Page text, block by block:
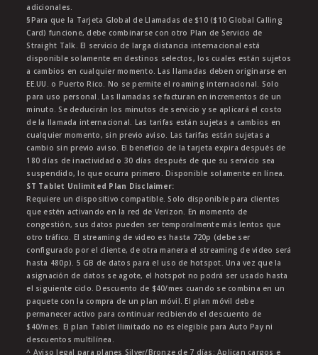
adicionales.
§Para que la Tarjeta Global de Llamadas de $10 ($10 Global Calling
Card) funcione, debe combinarse con otro Plan de Servicio de
Straight Talk. El servicio de larga distancia internacional está
disponible solamente en destinos selectos, los cuales están sujetos
a cambios en cualquier momento. Las llamadas deben originarse en
EE.UU. o Puerto Rico. No se permite el roaming internacional. Solo
para uso personal. Las llamadas se facturan en incrementos de un
minuto. Se deducirán los minutos de servicio y se aplicará el costo
de la llamada internacional. Las tarifas están sujetas a cambios en
cualquier momento, sin previo aviso. Las tarifas están sujetas a
cambio sin previo aviso. El beneficio de la tarjeta expira después de
180 días de inactividad o 30 días después de que su servicio sea
suspendido, lo que ocurra primero. Disponible solamente en línea.
ST Tablet Unlimited Plan Disclaimer:
Requiere un dispositivo compatible. Solo disponible para clientes
que estén activando en la red de Verizon. En momento de
congestión, sus datos pueden ser temporalmente más lentos que
otro tráfico. El streaming de video es hasta 720p (debe ser
configurado por el cliente, de otra manera el streaming de video será
hasta 480p). 5 GB de datos para el uso de hotspot. Una vez que la
asignación de datos se agote, el hotspot no podrá ser usado hasta
el siguiente ciclo. Descuento de $40/mes cuando se combina en un
paquete con la compra de un plan móvil. El plan móvil debe
permanecer activo para continuar recibiendo el descuento de
$40/mes. El plan Tablet Ilimitado no es elegible para Auto Pay ni
descuentos multilínea.
^ Aviso legal para planes Silver/Bronze de 7 días: Aplican cargos e